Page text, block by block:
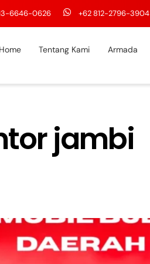
6646-0626 +62 812-2796-3904
Home Tentang Kami Armada
jambi